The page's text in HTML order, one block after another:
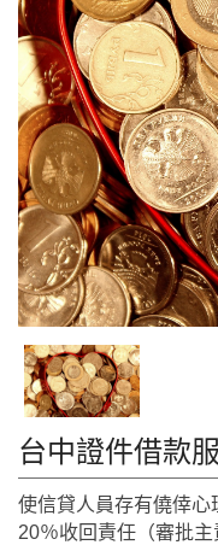
台中證件借款
使信貸人員存有僥倖心
20％收回責任（審批